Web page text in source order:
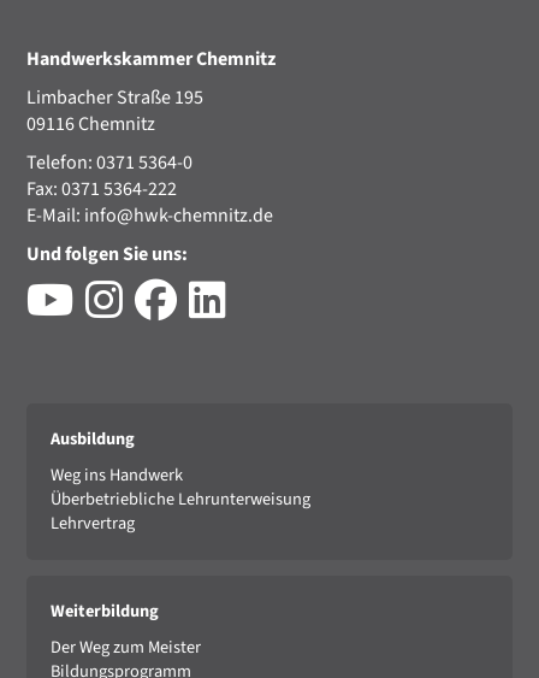
Handwerkskammer Chemnitz
Limbacher Straße 195
09116 Chemnitz
Telefon: 0371 5364-0
Fax: 0371 5364-222
E-Mail: info@hwk-chemnitz.de
Und folgen Sie uns:
Ausbildung
Weg ins Handwerk
Überbetriebliche Lehrunterweisung
Lehrvertrag
Weiterbildung
Der Weg zum Meister
Bildungsprogramm